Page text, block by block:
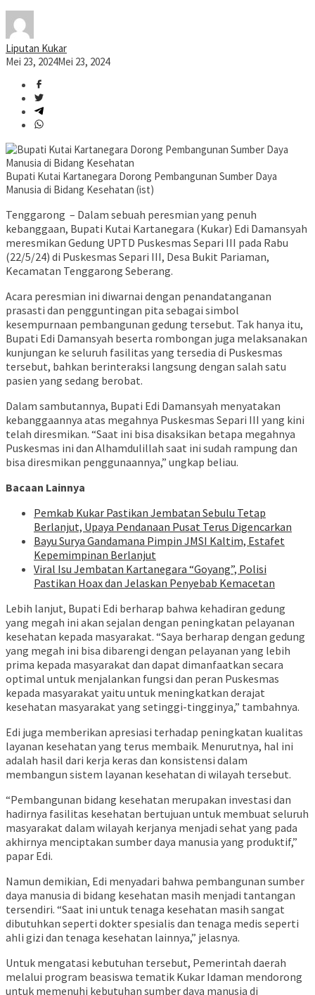
Liputan Kukar
Mei 23, 2024Mei 23, 2024
Bupati Kutai Kartanegara Dorong Pembangunan Sumber Daya
Manusia di Bidang Kesehatan (ist)
Tenggarong – Dalam sebuah peresmian yang penuh
kebanggaan, Bupati Kutai Kartanegara (Kukar) Edi Damansyah
meresmikan Gedung UPTD Puskesmas Separi III pada Rabu
(22/5/24) di Puskesmas Separi III, Desa Bukit Pariaman,
Kecamatan Tenggarong Seberang.
Acara peresmian ini diwarnai dengan penandatanganan
prasasti dan pengguntingan pita sebagai simbol
kesempurnaan pembangunan gedung tersebut. Tak hanya itu,
Bupati Edi Damansyah beserta rombongan juga melaksanakan
kunjungan ke seluruh fasilitas yang tersedia di Puskesmas
tersebut, bahkan berinteraksi langsung dengan salah satu
pasien yang sedang berobat.
Dalam sambutannya, Bupati Edi Damansyah menyatakan
kebanggaannya atas megahnya Puskesmas Separi III yang kini
telah diresmikan. “Saat ini bisa disaksikan betapa megahnya
Puskesmas ini dan Alhamdulillah saat ini sudah rampung dan
bisa diresmikan penggunaannya,” ungkap beliau.
Bacaan Lainnya
Pemkab Kukar Pastikan Jembatan Sebulu Tetap
Berlanjut, Upaya Pendanaan Pusat Terus Digencarkan
Bayu Surya Gandamana Pimpin JMSI Kaltim, Estafet
Kepemimpinan Berlanjut
Viral Isu Jembatan Kartanegara “Goyang”, Polisi
Pastikan Hoax dan Jelaskan Penyebab Kemacetan
Lebih lanjut, Bupati Edi berharap bahwa kehadiran gedung
yang megah ini akan sejalan dengan peningkatan pelayanan
kesehatan kepada masyarakat. “Saya berharap dengan gedung
yang megah ini bisa dibarengi dengan pelayanan yang lebih
prima kepada masyarakat dan dapat dimanfaatkan secara
optimal untuk menjalankan fungsi dan peran Puskesmas
kepada masyarakat yaitu untuk meningkatkan derajat
kesehatan masyarakat yang setinggi-tingginya,” tambahnya.
Edi juga memberikan apresiasi terhadap peningkatan kualitas
layanan kesehatan yang terus membaik. Menurutnya, hal ini
adalah hasil dari kerja keras dan konsistensi dalam
membangun sistem layanan kesehatan di wilayah tersebut.
“Pembangunan bidang kesehatan merupakan investasi dan
hadirnya fasilitas kesehatan bertujuan untuk membuat seluruh
masyarakat dalam wilayah kerjanya menjadi sehat yang pada
akhirnya menciptakan sumber daya manusia yang produktif,”
papar Edi.
Namun demikian, Edi menyadari bahwa pembangunan sumber
daya manusia di bidang kesehatan masih menjadi tantangan
tersendiri. “Saat ini untuk tenaga kesehatan masih sangat
dibutuhkan seperti dokter spesialis dan tenaga medis seperti
ahli gizi dan tenaga kesehatan lainnya,” jelasnya.
Untuk mengatasi kebutuhan tersebut, Pemerintah daerah
melalui program beasiswa tematik Kukar Idaman mendorong
untuk memenuhi kebutuhan sumber daya manusia di